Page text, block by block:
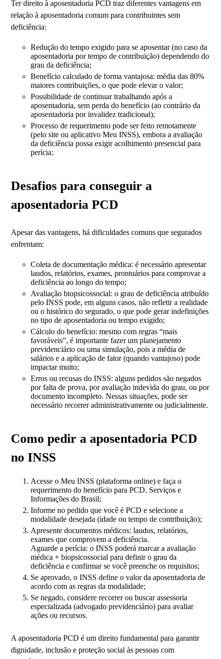
Ter direito à aposentadoria PCD traz diferentes vantagens em
relação à aposentadoria comum para contribuintes sem
deficiência:
Redução do tempo exigido para se aposentar (no caso da
aposentadoria por tempo de contribuição) dependendo do
grau da deficiência;
Benefício calculado de forma vantajosa: média das 80%
maiores contribuições, o que pode elevar o valor;
Possibilidade de continuar trabalhando após a
aposentadoria, sem perda do benefício (ao contrário da
aposentadoria por invalidez tradicional);
Processo de requerimento pode ser feito remotamente
(pelo site ou aplicativo Meu INSS), embora a avaliação
da deficiência possa exigir acolhimento presencial para
perícia;
Desafios para conseguir a
aposentadoria PCD
Apesar das vantagens, há dificuldades comuns que segurados
enfrentam:
Coleta de documentação médica: é necessário apresentar
laudos, relatórios, exames, prontuários para comprovar a
deficiência ao longo do tempo;
Avaliação biopsicossocial: o grau de deficiência atribuído
pelo INSS pode, em alguns casos, não refletir a realidade
ou o histórico do segurado, o que pode gerar indefinições
no tipo de aposentadoria ou tempo exigido;
Cálculo do benefício: mesmo com regras “mais
favoráveis”, é importante fazer um planejamento
previdenciário ou uma simulação, pois a média de
salários e a aplicação de fator (quando vantajoso) pode
impactar muito;
Erros ou recusas do INSS: alguns pedidos são negados
por falta de prova, por avaliação indevida do grau, ou por
documento incompleto. Nessas situações, pode ser
necessário recorrer administrativamente ou judicialmente.
Como pedir a aposentadoria PCD
no INSS
Acesse o Meu INSS (plataforma online) e faça o
requerimento do benefício para PCD. Serviços e
Informações do Brasil;
Informe no pedido que você é PCD e selecione a
modalidade desejada (idade ou tempo de contribuição);
Apresente documentos médicos: laudos, relatórios,
exames que comprovem a deficiência.
Aguarde a perícia: o INSS poderá marcar a avaliação
médica + biopsicossocial para definir o grau da
deficiência e confirmar se você preenche os requisitos;
Se aprovado, o INSS define o valor da aposentadoria de
acordo com as regras da modalidade;
Se negado, considere recorrer ou buscar assessoria
especializada (advogado previdenciário) para avaliar
ações ou recursos.
A aposentadoria PCD é um direito fundamental para garantir
dignidade, inclusão e proteção social às pessoas com